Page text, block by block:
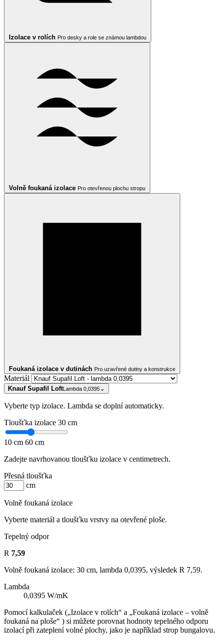
Izolace v rolích Pro desky a role se známou lambdou
Volně foukaná izolace Pro otevřenou plochu stropu
Foukaná izolace v dutinách Pro uzavřené dutiny a konstrukce
Materiál
Knauf Supafil LoftLambda 0,0395⌄
Vyberte typ izolace. Lambda se doplní automaticky.
Tloušťka izolace 30 cm
10 cm 60 cm
Zadejte navrhovanou tloušťku izolace v centimetrech.
Přesná tloušťka
cm
Volně foukaná izolace
Vyberte materiál a tloušťku vrstvy na otevřené ploše.
Tepelný odpor
R 7,59
Volně foukaná izolace: 30 cm, lambda 0,0395, výsledek R 7,59.
Lambda
0,0395 W/mK
Pomocí kalkulaček („Izolace v rolích“ a „Foukaná izolace – volně
foukaná na ploše“ ) si můžete porovnat hodnoty tepelného odporu
izolací při zateplení volné plochy, jako je například strop bungalovu.